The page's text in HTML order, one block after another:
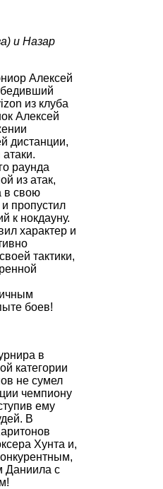
и Назар
Алексей
из клуба
Алексей
дистанции,
раунда
из атак,
в свою
пропустил
к нокдауну.
характер и
тактики,
боев!
в
категории
не сумел
чемпиону
ему
В
Хунта и,
Даниила с